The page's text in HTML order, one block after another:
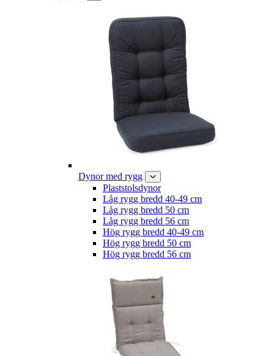
Dynor med rygg
Plaststolsdynor
Låg rygg bredd 40-49 cm
Låg rygg bredd 50 cm
Låg rygg bredd 56 cm
Hög rygg bredd 40-49 cm
Hög rygg bredd 50 cm
Hög rygg bredd 56 cm